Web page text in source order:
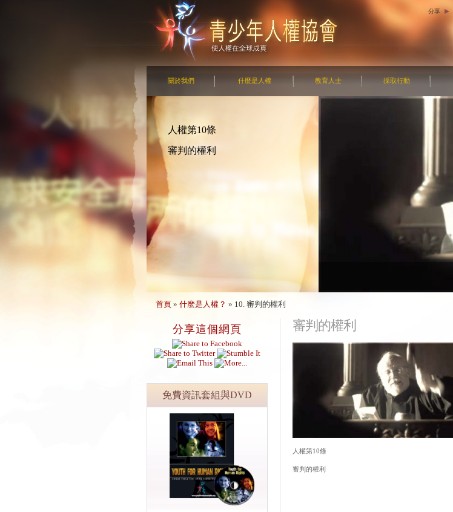
分享
關於我們 什麼是人權 教育人士 採取行動
人權第10條
審判的權利
首頁 » 什麼是人權？ » 10. 審判的權利
分享這個網頁
免費資訊套組與DVD
審判的權利
人權第10條
審判的權利